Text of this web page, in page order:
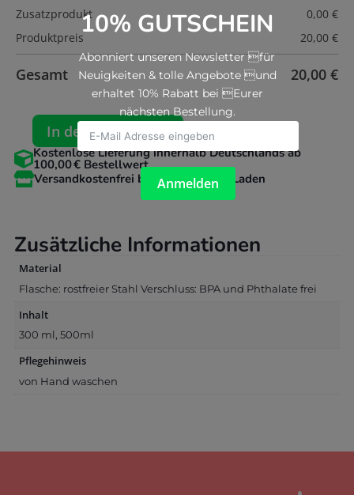
10% GUTSCHEIN
Abonniert unseren Newsletter für
Neuigkeiten & tolle Angebote und
erhaltet 10% Rabatt bei Eurer
nächsten Bestellung.
Anmelden
Zusatzprodukt 0,00€
Produktpreis
20,00€
Gesamt 20,00€
Blafre
-
Metall
Flasche
und
In den Warenkorb
Kostenlose Lieferung innerhalb Deutschlands ab
100,00 € Bestellwert
Versandkostenfrei bei Abholung im Laden
Zusätzliche Informationen
Material
Flasche: rostfreier Stahl Verschluss: BPA und Phthalate frei
Inhalt
300 ml, 500ml
Pflegehinweis
von Hand waschen